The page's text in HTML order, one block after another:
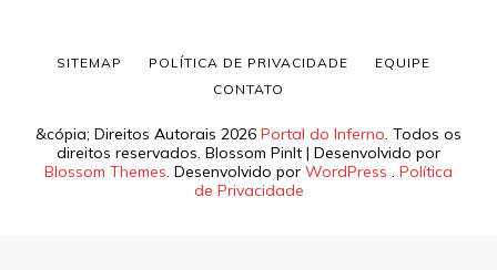
&cópia; Direitos Autorais 2026 Portal do Inferno . Todos os
direitos reservados. Blossom PinIt | Desenvolvido por
Blossom Themes . Desenvolvido por WordPress
Política
de Privacidade
SITEMAP POLÍTICA DE PRIVACIDADE
EQUIPE
CONTATO